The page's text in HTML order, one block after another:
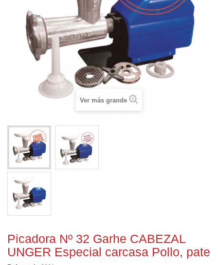
Ver más grande
Picadora Nº 32 Garhe CABEZAL
UNGER Especial carcasa Pollo, pate